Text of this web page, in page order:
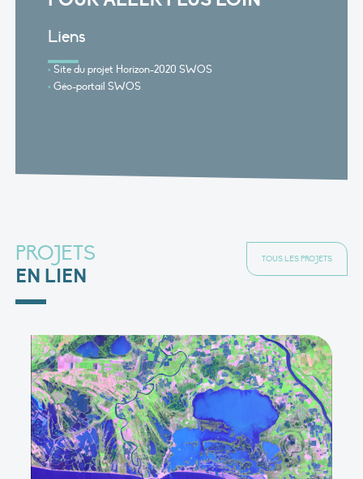
Liens
Site du projet Horizon-2020 SWOS
Géo-portail SWOS
PROJETS
EN LIEN
TOUS LES PROJETS